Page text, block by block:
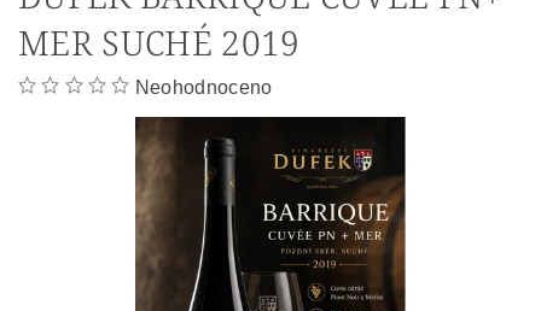
MER SUCHÉ 2019
Neohodnoceno